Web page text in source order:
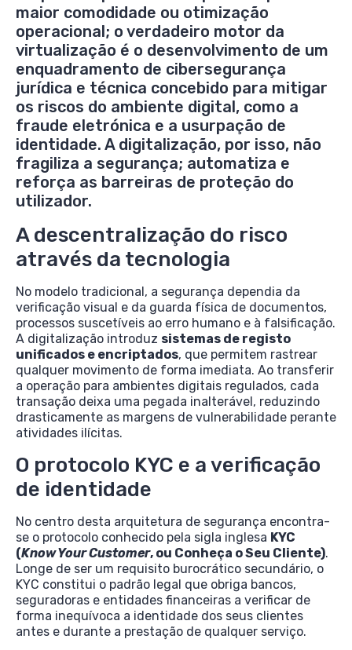
maior comodidade ou otimização
operacional; o verdadeiro motor da
virtualização é o desenvolvimento de um
enquadramento de cibersegurança
jurídica e técnica concebido para mitigar
os riscos do ambiente digital, como a
fraude eletrónica e a usurpação de
identidade. A digitalização, por isso, não
fragiliza a segurança; automatiza e
reforça as barreiras de proteção do
utilizador.
A descentralização do risco
através da tecnologia
No modelo tradicional, a segurança dependia da
verificação visual e da guarda física de documentos,
processos suscetíveis ao erro humano e à falsificação.
A digitalização introduz sistemas de registo
unificados e encriptados, que permitem rastrear
qualquer movimento de forma imediata. Ao transferir
a operação para ambientes digitais regulados, cada
transação deixa uma pegada inalterável, reduzindo
drasticamente as margens de vulnerabilidade perante
atividades ilícitas.
O protocolo KYC e a verificação
de identidade
No centro desta arquitetura de segurança encontra-
se o protocolo conhecido pela sigla inglesa KYC
(Know Your Customer, ou Conheça o Seu Cliente).
Longe de ser um requisito burocrático secundário, o
KYC constitui o padrão legal que obriga bancos,
seguradoras e entidades financeiras a verificar de
forma inequívoca a identidade dos seus clientes
antes e durante a prestação de qualquer serviço.